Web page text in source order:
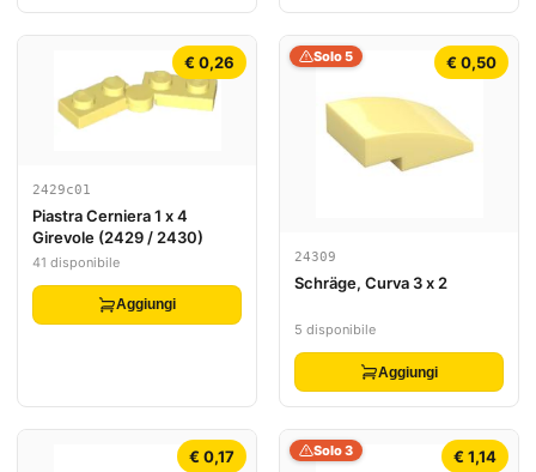
€ 0,26
2429c01
Piastra Cerniera 1 x 4
Girevole (2429 / 2430)
41 disponibile
Aggiungi
€ 0,50
Solo 5
24309
Schräge, Curva 3 x 2
5 disponibile
Aggiungi
€ 0,17 € 1,14
Solo 3